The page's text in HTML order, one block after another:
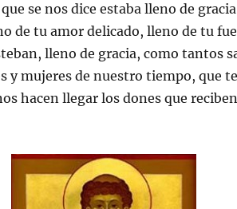
se nos dice estaba lleno de
de tu amor delicado, lleno de tu
lleno de gracia, como tantos
y mujeres de nuestro tiempo, que
hacen llegar los dones que